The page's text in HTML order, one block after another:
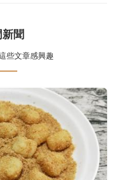
聞
些文章感興趣